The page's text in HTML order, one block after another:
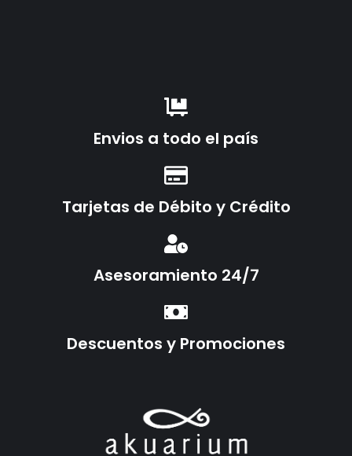
Envios a todo el país
Tarjetas de Débito y Crédito
Asesoramiento 24/7
Descuentos y Promociones